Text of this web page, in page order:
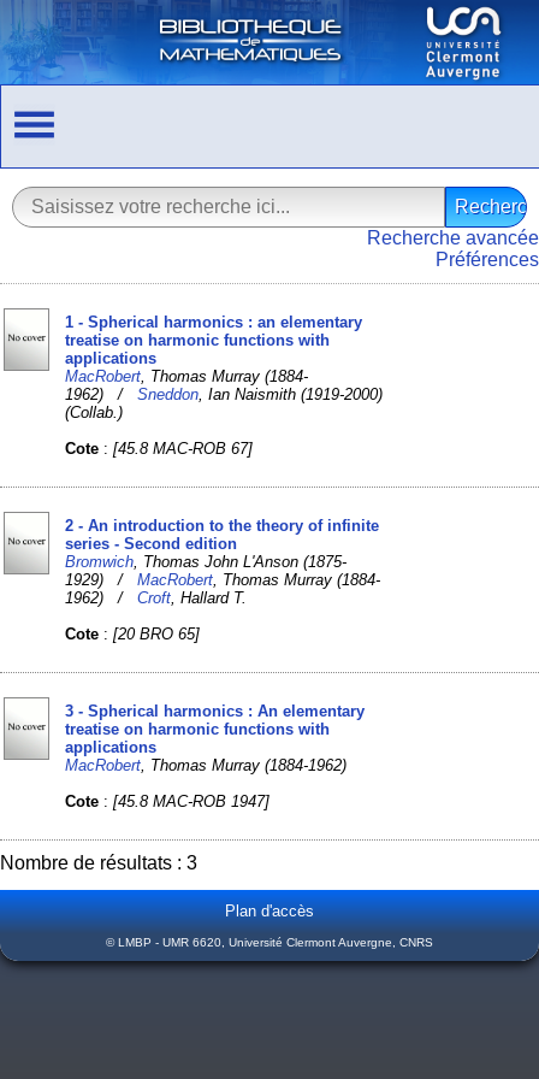
Recherche avancée
Préférences
1 - Spherical harmonics : an elementary
treatise on harmonic functions with
applications
MacRobert , Thomas Murray (1884-
1962) /Sneddon , Ian Naismith (1919-2000)
(Collab.)
Cote :[45.8 MAC-ROB 67]
2 - An introduction to the theory of infinite
series - Second edition
Bromwich , Thomas John L'Anson (1875-
1929) /MacRobert , Thomas Murray (1884-
1962) /Croft , Hallard T.
Cote :[20 BRO 65]
3 - Spherical harmonics : An elementary
treatise on harmonic functions with
applications
MacRobert , Thomas Murray (1884-1962)
Cote :[45.8 MAC-ROB 1947]
Nombre de résultats : 3
Plan d'accès
© LMBP - UMR 6620, Université Clermont Auvergne, CNRS